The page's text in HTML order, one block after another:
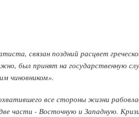
связан поздний расцвет
был принят на
чиновником».
все стороны жизни
части - Восточную и Западную.